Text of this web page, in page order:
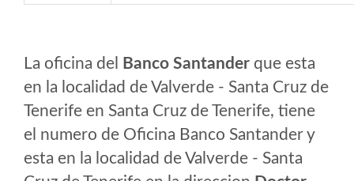
La oficina del Banco Santander que esta
en la localidad de Valverde - Santa Cruz de
Tenerife en Santa Cruz de Tenerife, tiene
el numero de Oficina Banco Santander y
esta en la localidad de Valverde - Santa